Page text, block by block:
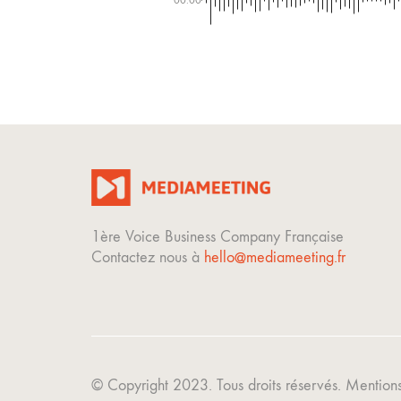
1ère Voice Business Company Française
Contactez nous à hello@mediameeting.fr
© Copyright 2023. Tous droits réservés.